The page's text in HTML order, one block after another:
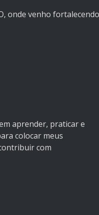
onde venho fortalecendo
aprender, praticar e
colocar meus
com